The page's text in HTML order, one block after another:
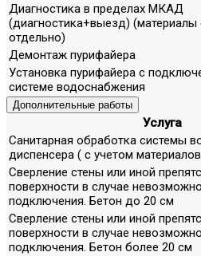
Диагностика в пределах МКАД
(диагностика+выезд) (материалы
отдельно)
Демонтаж пурифайера
Установка пурифайера с
системе водоснабжения
Дополнительные работы
Услуга
Санитарная обработка системы
диспенсера ( с учетом
Сверление стены или иной
поверхности в случае
подключения. Бетон до 20 см
Сверление стены или иной
поверхности в случае
подключения. Бетон более 20 см